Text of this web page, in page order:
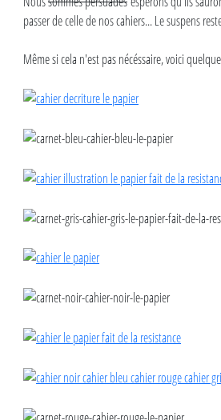
passer de celle de nos cahiers... Le suspens
Même si cela n'est pas nécéssaire, voici